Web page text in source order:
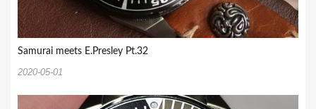
Samurai meets E.Presley Pt.32
2020-05-01